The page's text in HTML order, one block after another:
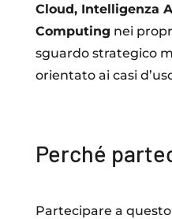
Cloud, Intelligenza
Computing nei
sguardo strategico
orientato ai casi
Perché
Partecipare a